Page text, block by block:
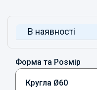
В наявності
Форма та Розмір